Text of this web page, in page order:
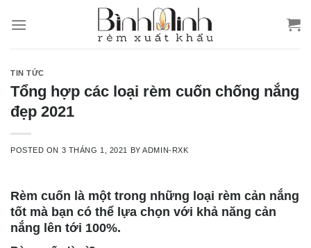
TIN TỨC
Tổng hợp các loại rèm cuốn chống nắng
đẹp 2021
POSTED ON 3 THÁNG 1, 2021 BYADMIN-RXK
Rèm cuốn là một trong những loại rèm cản nắng
tốt mà bạn có thể lựa chọn với khả năng cản
nắng lên tới 100%.